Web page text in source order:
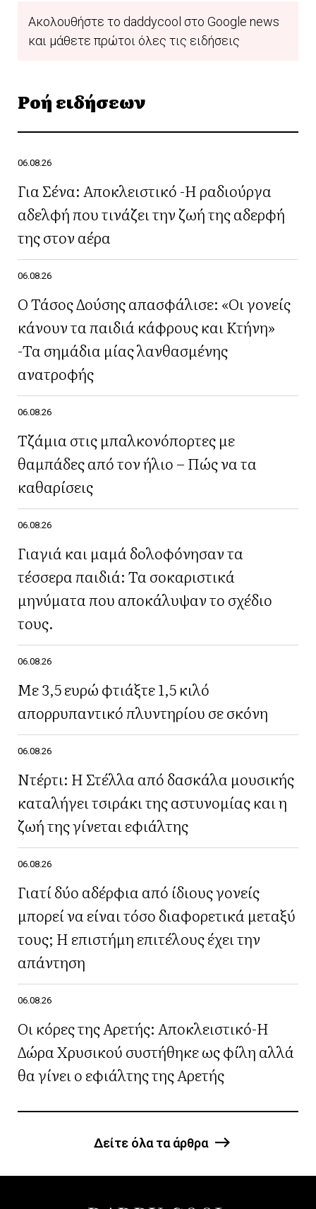
Ακολουθήστε το daddycool στο Google news
και μάθετε πρώτοι όλες τις ειδήσεις
Ροή ειδήσεων
06.08.26
Για Σένα: Αποκλειστικό -Η ραδιούργα
αδελφή που τινάζει την ζωή της αδερφή
της στον αέρα
06.08.26
Ο Τάσος Δούσης απασφάλισε: «Οι γονείς
κάνουν τα παιδιά κάφρους και Κτήνη»
-Τα σημάδια μίας λανθασμένης
ανατροφής
06.08.26
Τζάμια στις μπαλκονόπορτες με
θαμπάδες από τον ήλιο – Πώς να τα
καθαρίσεις
06.08.26
Γιαγιά και μαμά δολοφόνησαν τα
τέσσερα παιδιά: Τα σοκαριστικά
μηνύματα που αποκάλυψαν το σχέδιο
τους.
06.08.26
Με 3,5 ευρώ φτιάξτε 1,5 κιλό
απορρυπαντικό πλυντηρίου σε σκόνη
06.08.26
Ντέρτι: Η Στέλλα από δασκάλα μουσικής
καταλήγει τσιράκι της αστυνομίας και η
ζωή της γίνεται εφιάλτης
06.08.26
Γιατί δύο αδέρφια από ίδιους γονείς
μπορεί να είναι τόσο διαφορετικά μεταξύ
τους; Η επιστήμη επιτέλους έχει την
απάντηση
06.08.26
Οι κόρες της Αρετής: Αποκλειστικό-Η
Δώρα Χρυσικού συστήθηκε ως φίλη αλλά
θα γίνει ο εφιάλτης της Αρετής
Δείτε όλα τα άρθρα